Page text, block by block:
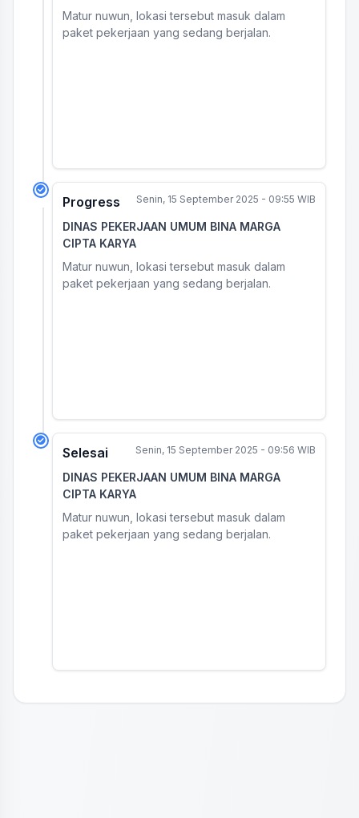
Matur nuwun, lokasi tersebut masuk dalam
paket pekerjaan yang sedang berjalan.
Progress Senin, 15 September 2025 - 09:55 WIB
DINAS PEKERJAAN UMUM BINA MARGA
CIPTA KARYA
Matur nuwun, lokasi tersebut masuk dalam
paket pekerjaan yang sedang berjalan.
Selesai Senin, 15 September 2025 - 09:56 WIB
DINAS PEKERJAAN UMUM BINA MARGA
CIPTA KARYA
Matur nuwun, lokasi tersebut masuk dalam
paket pekerjaan yang sedang berjalan.